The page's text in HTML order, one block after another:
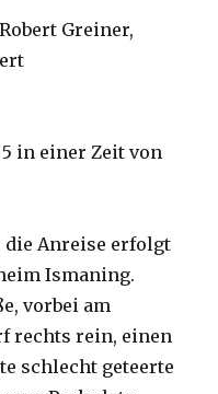
Greiner,
in einer Zeit von
Anreise erfolgt
Ismaning.
vorbei am
rechts rein, einen
schlecht geteerte